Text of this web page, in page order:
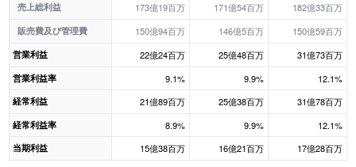
売上総利益 173億19百万 171億54百万 182億33百万
販売費及び管理費 150億94百万 146億5百万 150億59百万
営業利益 22億24百万 25億48百万 31億73百万
営業利益率 9.1% 9.9% 12.1%
経常利益 21億89百万 25億38百万 31億78百万
経常利益率 8.9% 9.9% 12.1%
当期利益 15億38百万 16億21百万 17億28百万